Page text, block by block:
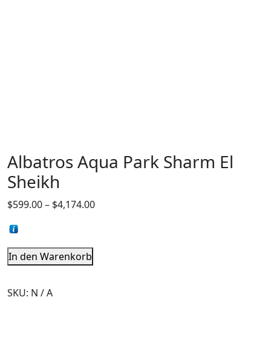
Albatros Aqua Park Sharm El
Sheikh
$599.00– $4,174.00
In den Warenkorb
SKU: N / A